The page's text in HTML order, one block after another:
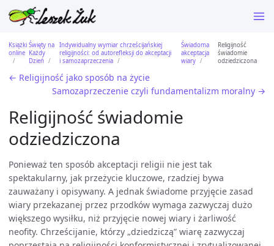
Książki
online
Święty na
Każdy
Dzień
Indywidualny wymiar chrześcijańskiej
religijności: od autorefleksji do akceptacji
i samozaprzeczenia
Świadoma
akceptacja
wiary
Religijność
świadomie
odziedziczona
← Religijność jako sposób na życie
Samozaprzeczenie czyli fundamentalizm moralny →
Religijność świadomie
odziedziczona
Ponieważ ten sposób akceptacji religii nie jest tak
spektakularny, jak przeżycie kluczowe, rzadziej bywa
zauważany i opisywany. A jednak świadome przyjęcie zasad
wiary przekazanej przez przodków wymaga zazwyczaj dużo
większego wysiłku, niż przyjęcie nowej wiary i żarliwość
neofity. Chrześcijanie, którzy „dziedziczą” wiarę zazwyczaj